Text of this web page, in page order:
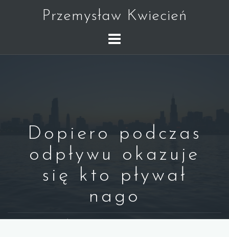
Przemysław Kwiecień
Dopiero podczas
odpływu okazuje
się kto pływał
nago